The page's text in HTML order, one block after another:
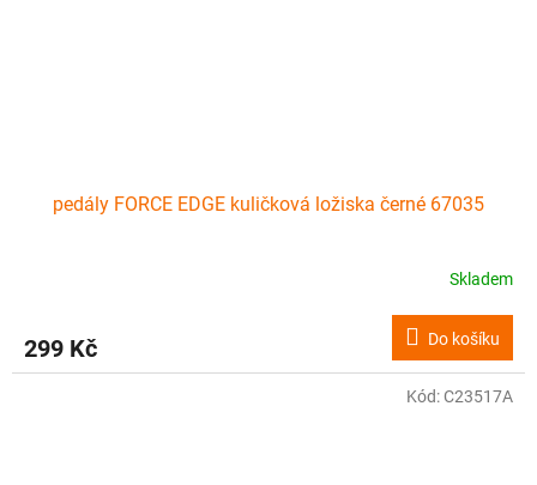
pedály FORCE EDGE kuličková ložiska černé 67035
Skladem
299 Kč Do košíku
Kód:C23517A